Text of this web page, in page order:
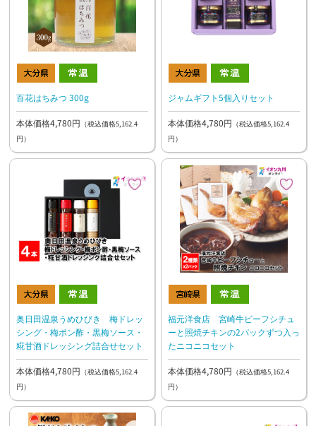
百花はちみつ 300g
本体価格4,780円 （税込価格5,162.4
円）
ジャムギフト5個入りセット
本体価格4,780円 （税込価格5,162.4
円）
奥日田温泉うめひびき 梅ドレッ
シング・梅ポン酢・黒梅ソース・
糀甘酒ドレッシング詰合せセット
本体価格4,780円 （税込価格5,162.4
円）
福元洋食店 宮崎牛ビーフシチュ
ーと照焼チキンの2パックずつ入っ
たニコニコセット
本体価格4,780円 （税込価格5,162.4
円）